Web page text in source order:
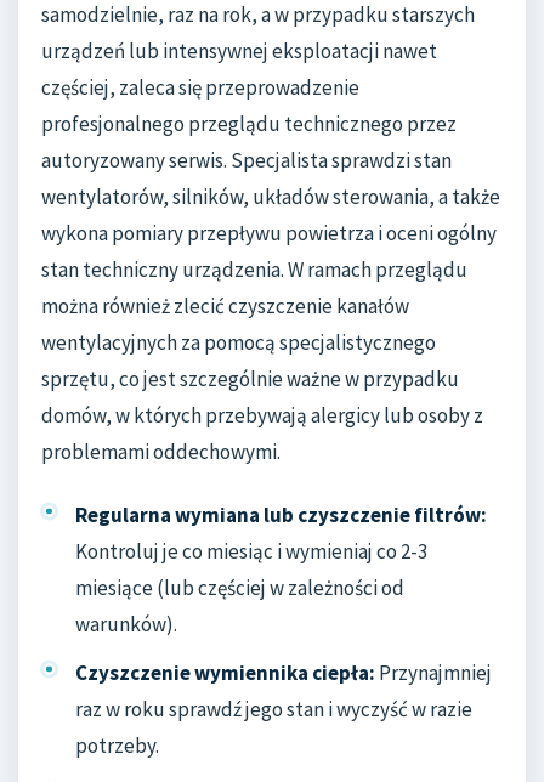
samodzielnie, raz na rok, a w przypadku starszych
urządzeń lub intensywnej eksploatacji nawet
częściej, zaleca się przeprowadzenie
profesjonalnego przeglądu technicznego przez
autoryzowany serwis. Specjalista sprawdzi stan
wentylatorów, silników, układów sterowania, a także
wykona pomiary przepływu powietrza i oceni ogólny
stan techniczny urządzenia. W ramach przeglądu
można również zlecić czyszczenie kanałów
wentylacyjnych za pomocą specjalistycznego
sprzętu, co jest szczególnie ważne w przypadku
domów, w których przebywają alergicy lub osoby z
problemami oddechowymi.
Regularna wymiana lub czyszczenie filtrów:
Kontroluj je co miesiąc i wymieniaj co 2-3
miesiące (lub częściej w zależności od
warunków).
Czyszczenie wymiennika ciepła: Przynajmniej
raz w roku sprawdź jego stan i wyczyść w razie
potrzeby.